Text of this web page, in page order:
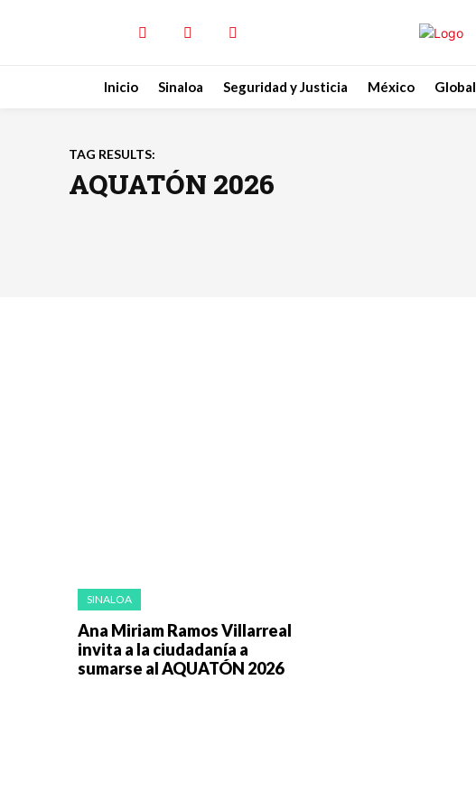
Inicio Sinaloa Seguridad y Justicia México Global
TAG RESULTS:
AQUATÓN 2026
SINALOA
Ana Miriam Ramos Villarreal
invita a la ciudadanía a
sumarse al AQUATÓN 2026